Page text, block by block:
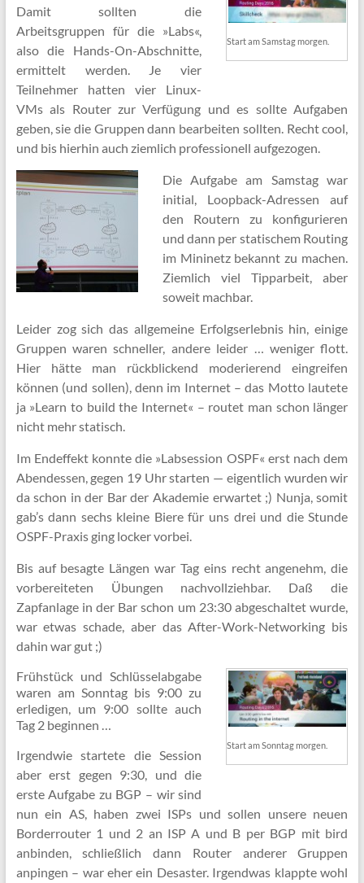
Start am Samstag morgen.
Damit sollten die
Arbeitsgruppen für die »Labs«,
also die Hands-On-Abschnitte,
ermittelt werden. Je vier
Teilnehmer hatten vier Linux-
VMs als Router zur Verfügung und es sollte Aufgaben
geben, sie die Gruppen dann bearbeiten sollten. Recht cool,
und bis hierhin auch ziemlich professionell aufgezogen.
Die Aufgabe am Samstag war
initial, Loopback-Adressen auf
den Routern zu konfigurieren
und dann per statischem Routing
im Mininetz bekannt zu machen.
Ziemlich viel Tipparbeit, aber
soweit machbar.
Leider zog sich das allgemeine Erfolgserlebnis hin, einige
Gruppen waren schneller, andere leider … weniger flott.
Hier hätte man rückblickend moderierend eingreifen
können (und sollen), denn im Internet – das Motto lautete
ja »Learn to build the Internet« – routet man schon länger
nicht mehr statisch.
Im Endeffekt konnte die »Labsession OSPF« erst nach dem
Abendessen, gegen 19 Uhr starten — eigentlich wurden wir
da schon in der Bar der Akademie erwartet ;) Nunja, somit
gab’s dann sechs kleine Biere für uns drei und die Stunde
OSPF-Praxis ging locker vorbei.
Bis auf besagte Längen war Tag eins recht angenehm, die
vorbereiteten Übungen nachvollziehbar. Daß die
Zapfanlage in der Bar schon um 23:30 abgeschaltet wurde,
war etwas schade, aber das After-Work-Net­wor­king bis
dahin war gut ;)
Start am Sonntag morgen.
Frühstück und Schlüsselabgabe
waren am Sonntag bis 9:00 zu
erledigen, um 9:00 sollte auch
Tag 2 beginnen …
Irgendwie startete die Session
aber erst gegen 9:30, und die
erste Aufgabe zu BGP – wir sind
nun ein AS, haben zwei ISPs und sollen unsere neuen
Borderrouter 1 und 2 an ISP A und B per BGP mit bird
anbinden, schließlich dann Router anderer Gruppen
anpingen – war eher ein Desaster. Irgendwas klappte wohl